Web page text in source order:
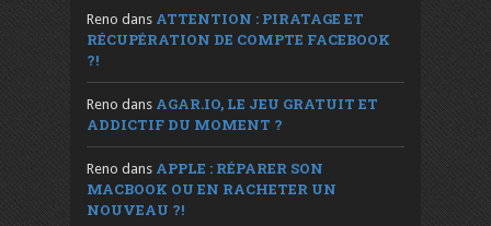
Reno dans ATTENTION : PIRATAGE ET
RÉCUPÉRATION DE COMPTE FACEBOOK
?!
Reno dans AGAR.IO, LE JEU GRATUIT ET
ADDICTIF DU MOMENT ?
Reno dans APPLE : RÉPARER SON
MACBOOK OU EN RACHETER UN
NOUVEAU ?!